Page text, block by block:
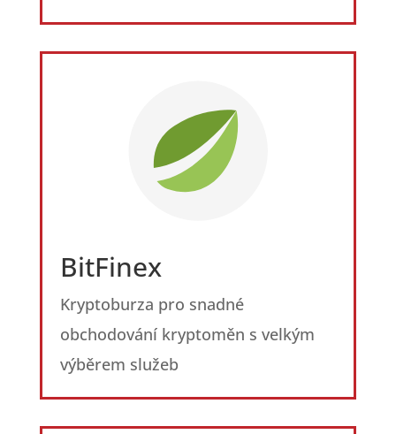
BitFinex
Kryptoburza pro snadné
obchodování kryptoměn s velkým
výběrem služeb